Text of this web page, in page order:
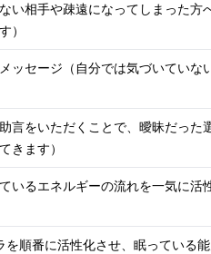
い相手や疎遠になってしまった方
）
ッセージ（自分では気づいていな
言をいただくことで、曖昧だった
きます）
いるエネルギーの流れを一気に活
順番に活性化させ、眠っている能